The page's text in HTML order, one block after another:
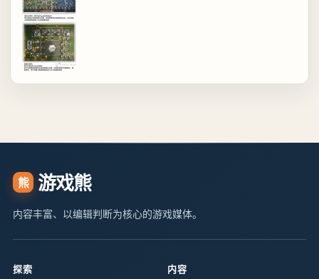
熊 游戏熊
内容丰富、以编辑判断为核心的游戏媒体。
探索 内容